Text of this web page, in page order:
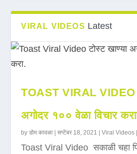
VIRAL VIDEOS Latest
TOAST VIRAL VIDEO
अगोदर १०० वेळा विचार
byडोम कावळा |सप्टेंबर 18, 2021 |Viral Videos
Toast Viral Video सकाळी चहा